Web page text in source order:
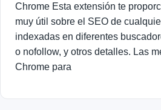
Chrome Esta extensión te
muy útil sobre el SEO de
indexadas en diferentes
o nofollow, y otros detalles. Las
Chrome para